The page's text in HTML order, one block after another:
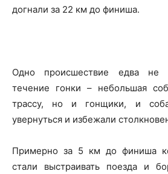
догнали за 22 км до финиша.
Одно происшествие едва не
течение гонки – небольшая
трассу, но и гонщики, и
увернуться и избежали
Примерно за 5 км до финиша
стали выстраивать поезда и